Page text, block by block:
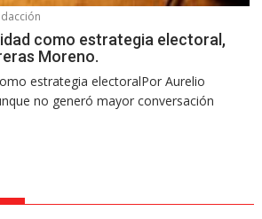
como estrategia electoral,
Moreno.
estrategia electoralPor Aurelio
no generó mayor conversación